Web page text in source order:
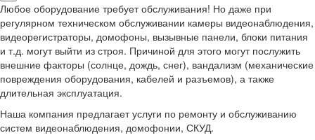
Любое оборудование требует обслуживания! Но даже при
регулярном техническом обслуживании камеры видеонаблюдения,
видеорегистраторы, домофоны, вызывные панели, блоки питания
и т.д. могут выйти из строя. Причиной для этого могут послужить
внешние факторы (солнце, дождь, снег), вандализм (механические
повреждения оборудования, кабелей и разъемов), а также
длительная эксплуатация.
Наша компания предлагает услуги по ремонту и обслуживанию
систем видеонаблюдения, домофонии, СКУД.